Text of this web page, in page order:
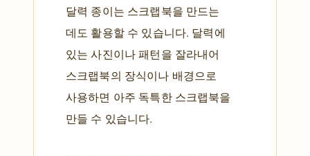
달력 종이는 스크랩북을 만드는
데도 활용할 수 있습니다. 달력에
있는 사진이나 패턴을 잘라내어
스크랩북의 장식이나 배경으로
사용하면 아주 독특한 스크랩북을
만들 수 있습니다.